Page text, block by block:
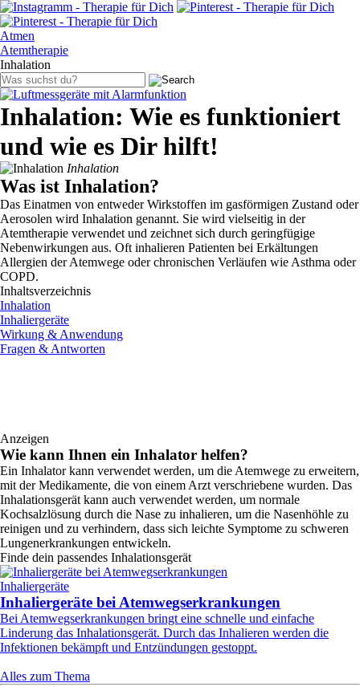
Atmen
Atemtherapie
Inhalation
Inhalation: Wie es funktioniert
und wie es Dir hilft!
Inhalation
Was ist Inhalation?
Das Einatmen von entweder Wirkstoffen im gasförmigen Zustand oder
Aerosolen wird Inhalation genannt. Sie wird vielseitig in der
Atemtherapie verwendet und zeichnet sich durch geringfügige
Nebenwirkungen aus. Oft inhalieren Patienten bei Erkältungen
Allergien der Atemwege oder chronischen Verläufen wie Asthma oder
COPD.
Inhaltsverzeichnis
Inhalation
Inhaliergeräte
Wirkung & Anwendung
Fragen & Antworten
Anzeigen
Wie kann Ihnen ein Inhalator helfen?
Ein Inhalator kann verwendet werden, um die Atemwege zu erweitern,
mit der Medikamente, die von einem Arzt verschriebene wurden. Das
Inhalationsgerät kann auch verwendet werden, um normale
Kochsalzlösung durch die Nase zu inhalieren, um die Nasenhöhle zu
reinigen und zu verhindern, dass sich leichte Symptome zu schweren
Lungenerkrankungen entwickeln.
Finde dein passendes Inhalationsgerät
Inhaliergeräte
Inhaliergeräte bei Atemwegserkrankungen
Bei Atemwegserkrankungen bringt eine schnelle und einfache
Linderung das Inhalationsgerät. Durch das Inhalieren werden die
Infektionen bekämpft und Entzündungen gestoppt.
Alles zum Thema